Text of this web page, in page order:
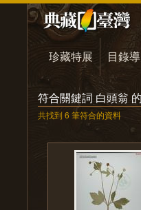
珍藏特展 目錄
符合關鍵詞 白頭翁
共找到 6 筆符合的資料